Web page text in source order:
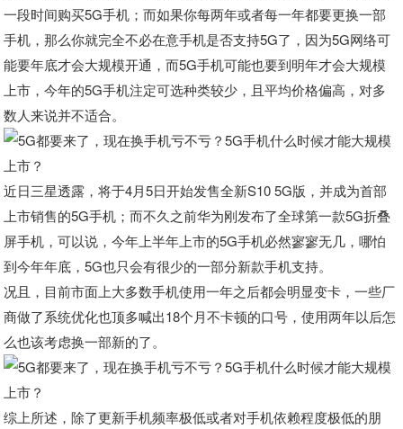
一段时间购买5G手机；而如果你每两年或者每一年都要更换一部
手机，那么你就完全不必在意手机是否支持5G了，因为5G网络可
能要年底才会大规模开通，而5G手机可能也要到明年才会大规模
上市，今年的5G手机注定可选种类较少，且平均价格偏高，对多
数人来说并不适合。
近日三星透露，将于4月5日开始发售全新S10 5G版，并成为首部
上市销售的5G手机；而不久之前华为刚发布了全球第一款5G折叠
屏手机，可以说，今年上半年上市的5G手机必然寥寥无几，哪怕
到今年年底，5G也只会有很少的一部分新款手机支持。
况且，目前市面上大多数手机使用一年之后都会明显变卡，一些厂
商做了系统优化也顶多喊出18个月不卡顿的口号，使用两年以后怎
么也该考虑换一部新的了。
综上所述，除了更新手机频率极低或者对手机依赖程度极低的朋